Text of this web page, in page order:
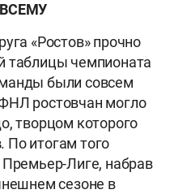
«Ростов» прочно
таблицы чемпионата
были совсем
ростовчан могло
творцом которого
. По итогам того
Премьер-Лиге, набрав
сезоне в